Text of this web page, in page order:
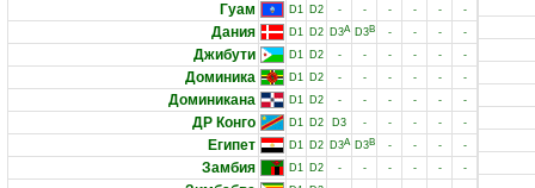
Гуам D1 D2 - - - - - -
Дания D1 D2 D3A D3B - - - -
Джибути D1 D2 - - - - - -
Доминика D1 D2 - - - - - -
Доминикана D1 D2 - - - - - -
ДР Конго D1 D2 D3 - - - - -
Египет D1 D2 D3A D3B - - - -
Замбия D1 D2 - - - - - -